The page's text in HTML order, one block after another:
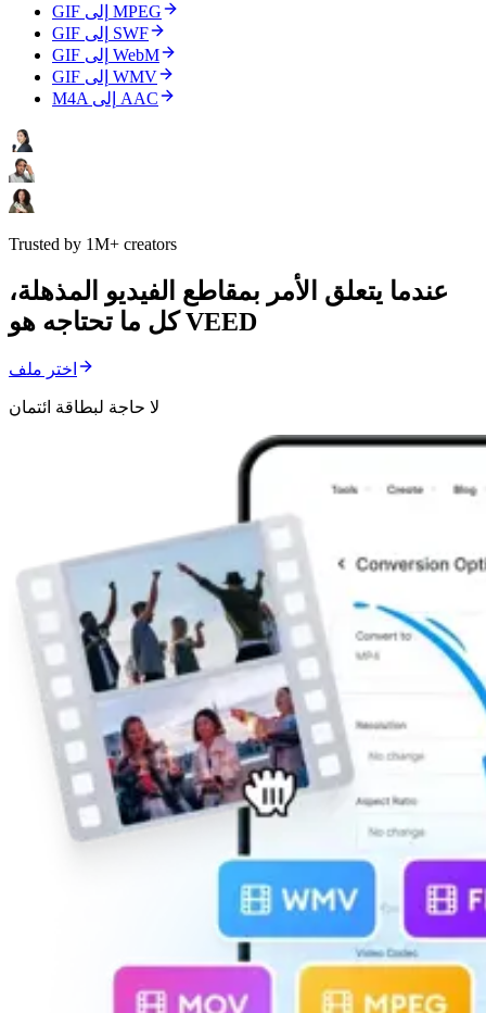
GIF إلى MPEG
GIF إلى SWF
GIF إلى WebM
GIF إلى WMV
M4A إلى AAC
Trusted by 1M+ creators
عندما يتعلق الأمر بمقاطع الفيديو المذهلة،
كل ما تحتاجه هو VEED
اختر ملف
لا حاجة لبطاقة ائتمان